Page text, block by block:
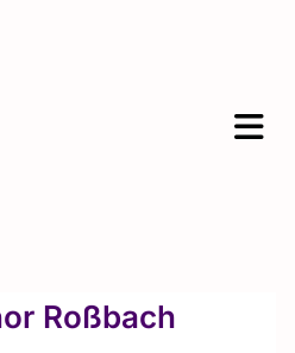
Roßbach